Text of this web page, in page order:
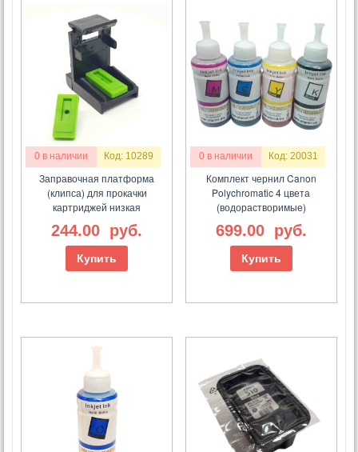
0 в наличии Код: 10289
Заправочная платформа
(клипса) для прокачки
картриджей низкая
244.00 руб.
Купить
0 в наличии Код: 20031
Комплект чернил Canon
Polychromatic 4 цвета
(водорастворимые)
699.00 руб.
Купить